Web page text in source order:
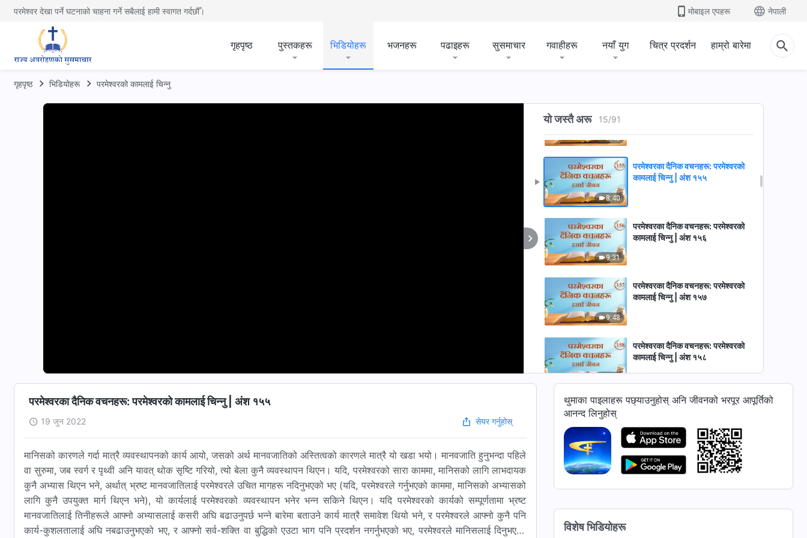
परमेश्वर देखा पर्ने घटनाको चाहना गर्ने सबैलाई हामी स्वागत गर्दछौँ। मोबाइल एपहरू नेपाली
गृहपृष्ठ पुस्तकहरू भिडियोहरू भजनहरू पढाइहरू सुसमाचार गवाहीहरू नयाँ युग चित्र प्रदर्शन हाम्रो बारेमा
गृहपृष्ठ भिडियोहरू परमेश्‍वरको कामलाई चिन्‍नु
यो जस्तै अरू 15/91
परमेश्‍वरका दैनिक वचनहरू: परमेश्‍वरको
7:43
परमेश्‍वरका दैनिक वचनहरू: परमेश्‍वरको
8:40
परमेश्‍वरका दैनिक वचनहरू: परमेश्‍वरको
कामलाई चिन्‍नु | अंश १५५
9:31
परमेश्‍वरका दैनिक वचनहरू: परमेश्‍वरको
कामलाई चिन्‍नु | अंश १५६
9:48
परमेश्‍वरका दैनिक वचनहरू: परमेश्‍वरको
कामलाई चिन्‍नु | अंश १५७
परमेश्‍वरका दैनिक वचनहरू: परमेश्‍वरको
कामलाई चिन्‍नु | अंश १५८
6:48
परमेश्‍वरका दैनिक वचनहरू: परमेश्‍वरको
परमेश्‍वरका दैनिक वचनहरू: परमेश्‍वरको
कामलाई चिन्‍नु | अंश १६०
परमेश्‍वरका दैनिक वचनहरू: परमेश्‍वरको कामलाई चिन्‍नु | अंश १५५
19 जुन 2022 सेयर गर्नुहोस्
मानिसको कारणले गर्दा मात्रै व्यवस्थापनको कार्य आयो, जसको अर्थ मानवजातिको अस्तित्वको कारणले मात्रै यो खडा भयो। मानवजाति हुनुभन्दा पहिले
वा सुरुमा, जब स्वर्ग र पृथ्वी अनि यावत् थोक सृष्टि गरियो, त्यो बेला कुनै व्यवस्थापन थिएन। यदि, परमेश्‍वरको सारा काममा, मानिसको लागि लाभदायक
कुनै अभ्यास थिएन भने, अर्थात् भ्रष्ट मानवजातिलाई परमेश्‍वरले उचित मागहरू नदिनुभएको भए (यदि, परमेश्‍वरले गर्नुभएको काममा, मानिसको अभ्यासको
लागि कुनै उपयुक्त मार्ग थिएन भने), यो कार्यलाई परमेश्‍वरको व्यवस्थापन भनेर भन्‍न सकिने थिएन। यदि परमेश्‍वरको कार्यको सम्पूर्णतामा भ्रष्ट
मानवजातिलाई तिनीहरूले आफ्‍नो अभ्यासलाई कसरी अघि बढाउनुपर्छ भन्‍ने बारेमा बताउने कार्य मात्रै समावेश थियो भने, र परमेश्‍वरले आफ्‍नो कुनै पनि
कार्य-कुशलतालाई अघि नबढाउनुभएको भए, र आफ्‍नो सर्व-शक्ति वा बुद्धिको एउटा भाग पनि प्रदर्शन नगर्नुभएको भए, परमेश्‍वरले मानिसलाई दिनुभएको
थुमाका पाइलाहरू पछ्याउनुहोस् अनि जीवनको भरपूर आपूर्तिको
आनन्द लिनुहोस्
विशेष भिडियोहरू